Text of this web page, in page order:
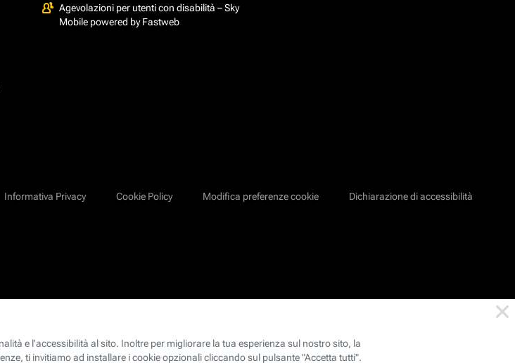
Agevolazioni per utenti con disabilità – Sky
Mobile powered by Fastweb
Informativa Privacy
Cookie Policy Modifica preferenze cookie Dichiarazione di accessibilità